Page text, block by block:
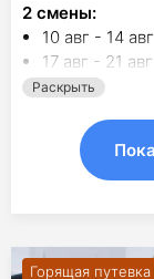
2 смены:
10 авг - 14
17 авг - 21
Раскрыть
Горящая путевка